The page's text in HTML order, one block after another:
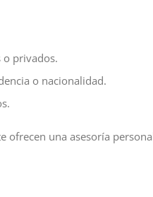
o privados.
o nacionalidad.
ofrecen una asesoría